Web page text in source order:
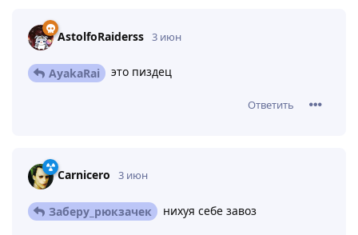
AstolfoRaiderss 3 июн
AyakaRai это пиздец
Ответить
Carnicero 3 июн
Заберу_рюкзачек нихуя себе завоз